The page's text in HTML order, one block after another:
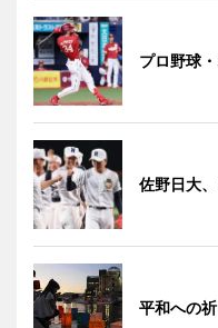
プロ野球
佐野日大
平和への